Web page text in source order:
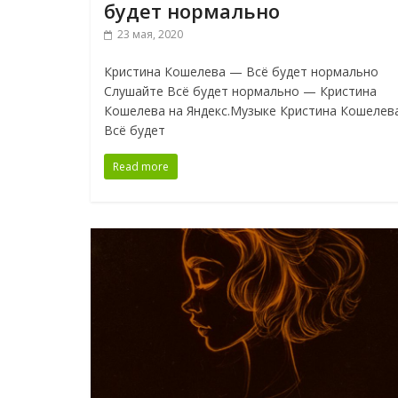
будет нормально
23 мая, 2020
Кристина Кошелева — Всё будет нормально
Слушайте Всё будет нормально — Кристина
Кошелева на Яндекс.Музыке Кристина
Всё будет
Read more